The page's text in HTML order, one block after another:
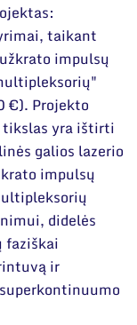
taikant
impulsų
€). Projekto
tikslas yra ištirti
galios lazerio
impulsų
didelės
faziškai
ir